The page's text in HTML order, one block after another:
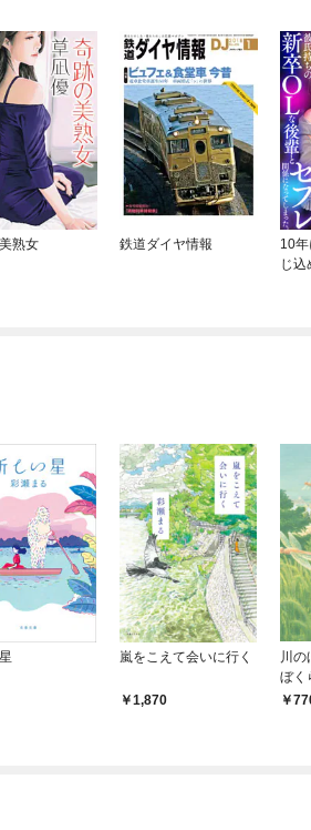
熟女 鉄道ダイヤ情報
10
じ込
嵐をこえて会いに行く
1,870
川の
ぼく